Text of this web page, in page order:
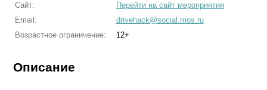
Сайт:
Перейти на сайт мероприятия
Email:
drivehack@social.mos.ru
Возрастное ограничение:
12+
Описание